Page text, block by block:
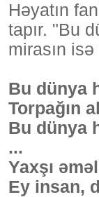
Həyatın
tapır. "Bu
mirasın
Bu dünya
Torpağın
Bu dünya
...
Yaxşı
Ey insan,